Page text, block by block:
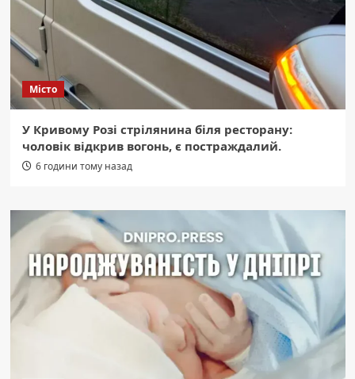
Місто
У Кривому Розі стрілянина біля ресторану:
чоловік відкрив вогонь, є постраждалий.
6 години тому назад